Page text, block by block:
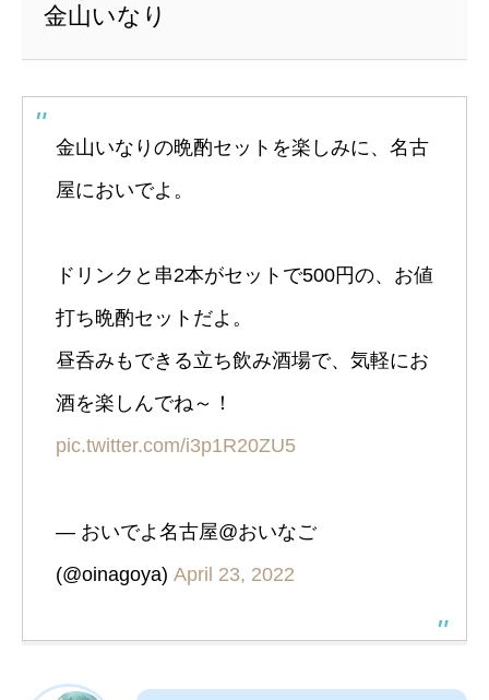
金山いなり
金山いなりの晩酌セットを楽しみに、名古
屋においでよ。
ドリンクと串2本がセットで500円の、お値
打ち晩酌セットだよ。
昼呑みもできる立ち飲み酒場で、気軽にお
酒を楽しんでね～！
pic.twitter.com/i3p1R20ZU5
— おいでよ名古屋@おいなご
(@oinagoya) April 23, 2022